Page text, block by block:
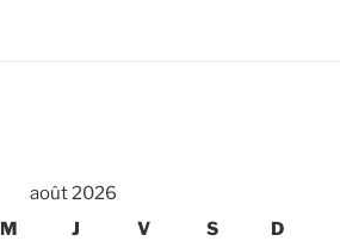
août 2026
M J V S D